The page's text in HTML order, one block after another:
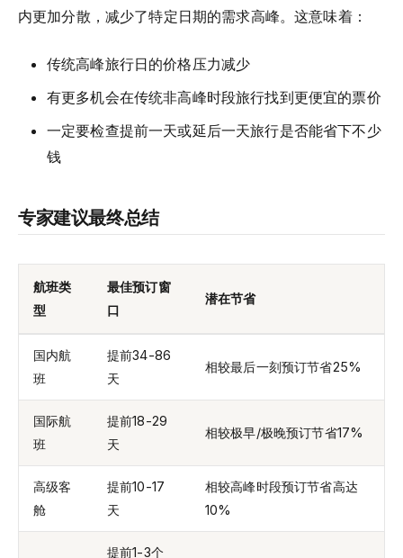
内更加分散，减少了特定日期的需求高峰。这意味着：
传统高峰旅行日的价格压力减少
有更多机会在传统非高峰时段旅行找到更便宜的票价
一定要检查提前一天或延后一天旅行是否能省下不少
钱
专家建议最终总结
航班类
型
最佳预订窗
口
潜在节省
国内航
班
提前34-86
天
相较最后一刻预订节省25%
国际航
班
提前18-29
天
相较极早/极晚预订节省17%
高级客
舱
提前10-17
天
相较高峰时段预订节省高达
10%
提前1-3个